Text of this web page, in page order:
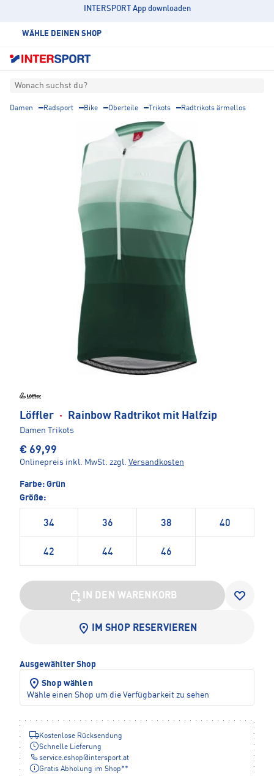
INTERSPORT App downloaden
WÄHLE DEINEN SHOP
Wonach suchst du?
Damen Radsport Bike Oberteile Trikots Radtrikots ärmellos
Löffler · Rainbow Radtrikot mit Halfzip
Damen Trikots
€ 69,99
Onlinepreis inkl. MwSt. zzgl. Versandkosten
Farbe: Grün
Größe:
34 36 38 40
42 44 46
IN DEN WARENKORB
IM SHOP RESERVIEREN
Ausgewählter Shop
Shop wählen
Wähle einen Shop um die Verfügbarkeit zu sehen
Kostenlose Rücksendung
Schnelle Lieferung
service.eshop@intersport.at
Gratis Abholung im Shop**